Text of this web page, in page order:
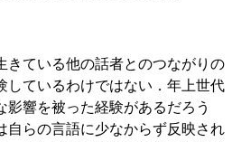
ている他の話者とのつながりの
しているわけではない．年上世代
影響を被った経験があるだろう
自らの言語に少なからず反映され